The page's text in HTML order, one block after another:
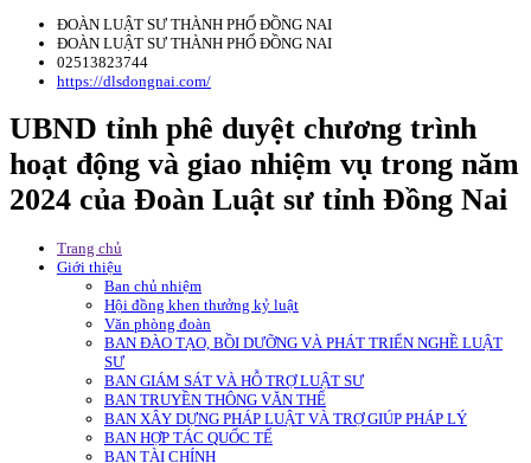
ĐOÀN LUẬT SƯ THÀNH PHỐ ĐỒNG NAI
ĐOÀN LUẬT SƯ THÀNH PHỐ ĐỒNG NAI
02513823744
https://dlsdongnai.com/
UBND tỉnh phê duyệt chương trình
hoạt động và giao nhiệm vụ trong năm
2024 của Đoàn Luật sư tỉnh Đồng Nai
Trang chủ
Giới thiệu
Ban chủ nhiệm
Hội đồng khen thưởng kỷ luật
Văn phòng đoàn
BAN ĐÀO TẠO, BỒI DƯỠNG VÀ PHÁT TRIỂN NGHỀ LUẬT
SƯ
BAN GIÁM SÁT VÀ HỖ TRỢ LUẬT SƯ
BAN TRUYỀN THÔNG VĂN THỂ
BAN XÂY DỰNG PHÁP LUẬT VÀ TRỢ GIÚP PHÁP LÝ
BAN HỢP TÁC QUỐC TẾ
BAN TÀI CHÍNH